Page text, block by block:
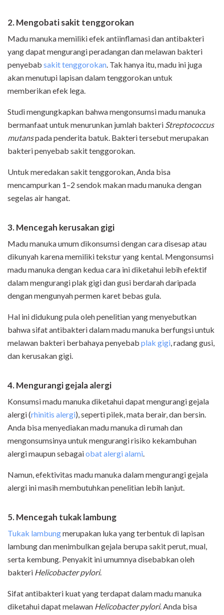
2. Mengobati sakit tenggorokan
Madu manuka memiliki efek antiinflamasi dan antibakteri
yang dapat mengurangi peradangan dan melawan bakteri
penyebab sakit tenggorokan. Tak hanya itu, madu ini juga
akan menutupi lapisan dalam tenggorokan untuk
memberikan efek lega.
Studi mengungkapkan bahwa mengonsumsi madu manuka
bermanfaat untuk menurunkan jumlah bakteri Streptococcus
mutanspada penderita batuk. Bakteri tersebut merupakan
bakteri penyebab sakit tenggorokan.
Untuk meredakan sakit tenggorokan, Anda bisa
mencampurkan 1–2 sendok makan madu manuka dengan
segelas air hangat.
3. Mencegah kerusakan gigi
Madu manuka umum dikonsumsi dengan cara disesap atau
dikunyah karena memiliki tekstur yang kental. Mengonsumsi
madu manuka dengan kedua cara ini diketahui lebih efektif
dalam mengurangi plak gigi dan gusi berdarah daripada
dengan mengunyah permen karet bebas gula.
Hal ini didukung pula oleh penelitian yang menyebutkan
bahwa sifat antibakteri dalam madu manuka berfungsi untuk
melawan bakteri berbahaya penyebab plak gigi, radang gusi,
dan kerusakan gigi.
4. Mengurangi gejala alergi
Konsumsi madu manuka diketahui dapat mengurangi gejala
alergi (rhinitis alergi), seperti pilek, mata berair, dan bersin.
Anda bisa menyediakan madu manuka di rumah dan
mengonsumsinya untuk mengurangi risiko kekambuhan
alergi maupun sebagaiobat alergi alami.
Namun, efektivitas madu manuka dalam mengurangi gejala
alergi ini masih membutuhkan penelitian lebih lanjut.
5. Mencegah tukak lambung
Tukak lambungmerupakan luka yang terbentuk di lapisan
lambung dan menimbulkan gejala berupa sakit perut, mual,
serta kembung. Penyakit ini umumnya disebabkan oleh
bakteri Helicobacter pylori.
Sifat antibakteri kuat yang terdapat dalam madu manuka
diketahui dapat melawan Helicobacter pylori. Anda bisa